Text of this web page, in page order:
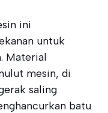
ini
untuk
Material
mesin, di
saling
batu